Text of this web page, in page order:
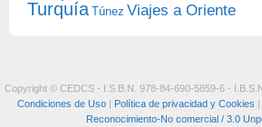
Turquía Túnez Viajes a Oriente
Copyright © CEDCS - I.S.B.N. 978-84-690-5859-6 -
Condiciones de Uso| Política de privacidad y Cookies
Reconocimiento-No comercial / 3.0